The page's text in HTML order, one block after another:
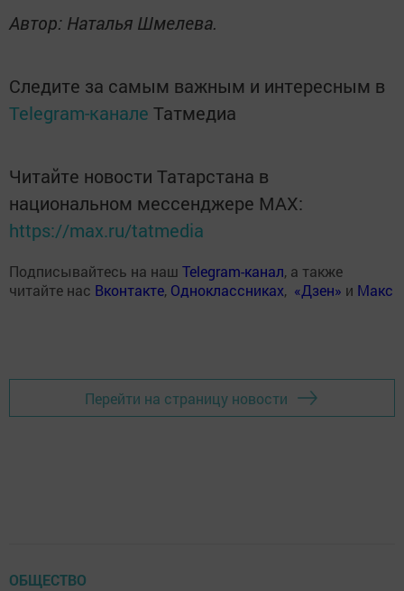
Автор: Наталья Шмелева.
Следите за самым важным и интересным в
Telegram-канале Татмедиа
Читайте новости Татарстана в
национальном мессенджере MАХ:
https://max.ru/tatmedia
Подписывайтесь на наш Telegram-канал, а также
читайте нас Вконтакте, Одноклассниках, «Дзен» и Макс
Перейти на страницу новости
ОБЩЕСТВО